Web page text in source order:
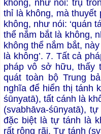
không, như nói: trụ
thỉ là không, mà thuyết
không, như nói: ‘quán
thể nắm bắt là không,
không thể nắm bắt,
là không’. 7. Tất cả
pháp vô sở hữu, thấy
quát toàn bộ Trung
nghĩa để hiển thị tánh
śūnyatā), tất cánh là
(svabhāva-śūnyatā),
đặc biệt là tự tánh là
rất rộng rãi. Tự tánh